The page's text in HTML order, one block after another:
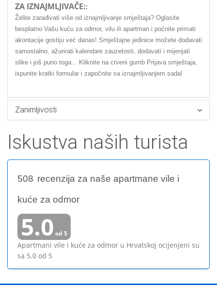
ZA IZNAJMLJIVAČE::
Želite zarađivati više od iznajmljivanje smještaja? Oglasite
besplatno Vašu kuću za odmor, vilu ili apartman i počnite primati
akontacije gostiju već danas! Smještajne jedinice možete dodavati
samostalno, ažurirati kalendare zauzetosti, dodavati i mijenjati
slike i još puno toga... Kliknite na crveni gumb Prijava smještaja,
ispunite kratki formular i započnite sa iznajmljivanjem sada!
Zanimljivosti
Iskustva naših turista
508 recenzija za naše apartmane vile i
kuće za odmor
5.0 od 5
Apartmani vile i kuće za odmor u Hrvatskoj ocijenjeni su
sa 5.0 od 5